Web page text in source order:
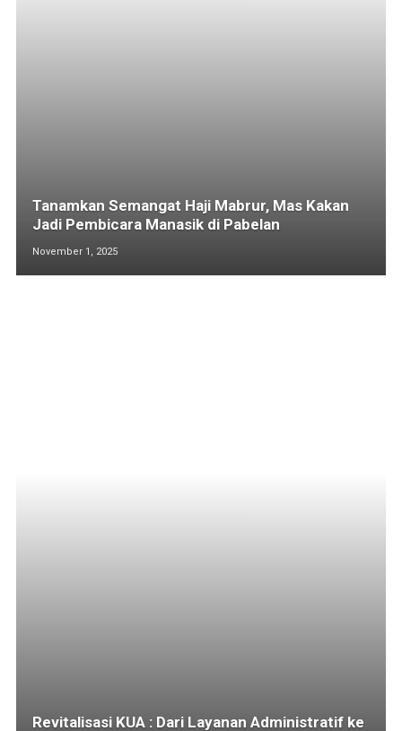
Tanamkan Semangat Haji Mabrur, Mas Kakan
Jadi Pembicara Manasik di Pabelan
November 1, 2025
Revitalisasi KUA : Dari Layanan Administratif ke